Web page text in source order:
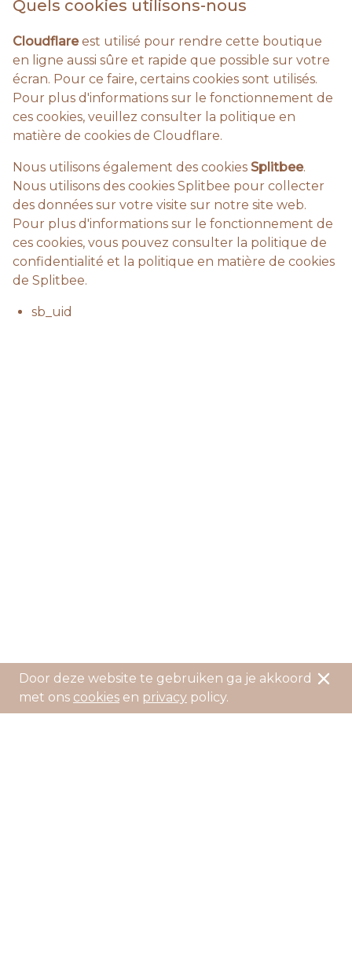
Quels cookies utilisons-nous
Cloudflareest utilisé pour rendre cette boutique
en ligne aussi sûre et rapide que possible sur votre
écran. Pour ce faire, certains cookies sont utilisés.
Pour plus d'informations sur le fonctionnement de
ces cookies, veuillez consulter la politique en
matière de cookies de Cloudflare.
Nous utilisons également des cookies Splitbee.
Nous utilisons des cookies Splitbee pour collecter
des données sur votre visite sur notre site web.
Pour plus d'informations sur le fonctionnement de
ces cookies, vous pouvez consulter la politique de
confidentialité et la politique en matière de cookies
de Splitbee.
sb_uid
Door deze website te gebruiken ga je akkoord
met ons cookies en privacy policy.